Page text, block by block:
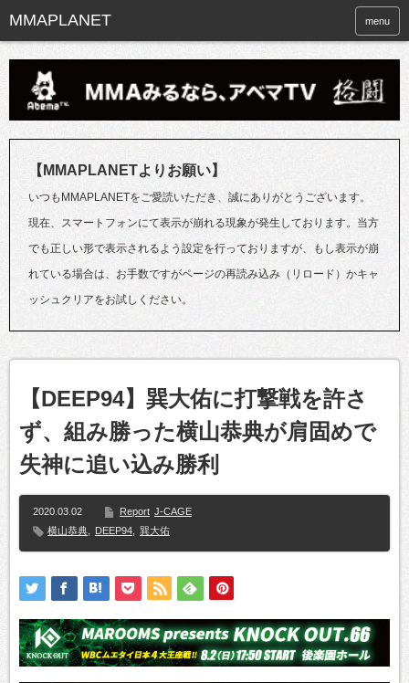
menu
【MMAPLANETよりお願い】
いつもMMAPLANETをご愛読いただき、誠にありがとうございます。
現在、スマートフォンにて表示が崩れる現象が発生しております。当方
でも正しい形で表示されるよう設定を行っておりますが、もし表示が崩
れている場合は、お手数ですがページの再読み込み（リロード）かキャ
ッシュクリアをお試しください。
【DEEP94】巽大佑に打撃戦を許さ
ず、組み勝った横山恭典が肩固めで
失神に追い込み勝利
2020.03.02 Report J-CAGE
横山恭典
DEEP94 巽大佑